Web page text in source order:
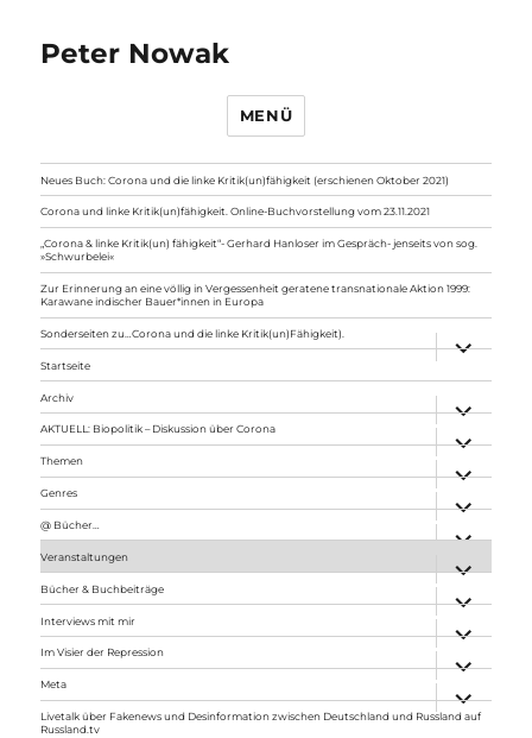
Peter Nowak
MENÜ
Neues Buch: Corona und die linke Kritik(un)fähigkeit (erschienen Oktober 2021)
Corona und linke Kritik(un)fähigkeit. Online-Buchvorstellung vom 23.11.2021
„Corona & linke Kritik(un) fähigkeit“- Gerhard Hanloser im Gespräch- jenseits von sog.
»Schwurbelei«
Zur Erinnerung an eine völlig in Vergessenheit geratene transnationale Aktion 1999:
Karawane indischer Bauer*innen in Europa
Sonderseiten zu…Corona und die linke Kritik(un)Fähigkeit).
anzeigen
Startseite
Archiv
anzeigen
AKTUELL: Biopolitik – Diskussion über Corona
anzeigen
Themen
anzeigen
Genres
anzeigen
@ Bücher…
Veranstaltungen
anzeigen
Bücher & Buchbeiträge
anzeigen
Interviews mit mir
anzeigen
Im Visier der Repression
anzeigen
Meta
anzeigen
Livetalk über Fakenews und Desinformation zwischen Deutschland und Russland auf
Russland.tv